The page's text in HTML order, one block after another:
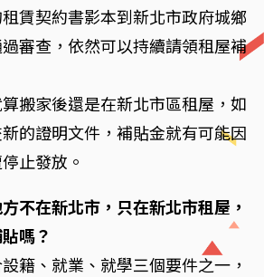
賃契約書影本到新北市政府城鄉
審查，依然可以持續請領租屋補
搬家後還是在新北市區租屋，如
的證明文件，補貼金就有可能因
止發放。
不在新北市，只在新北市租屋，
嗎？
籍、就業、就學三個要件之一，